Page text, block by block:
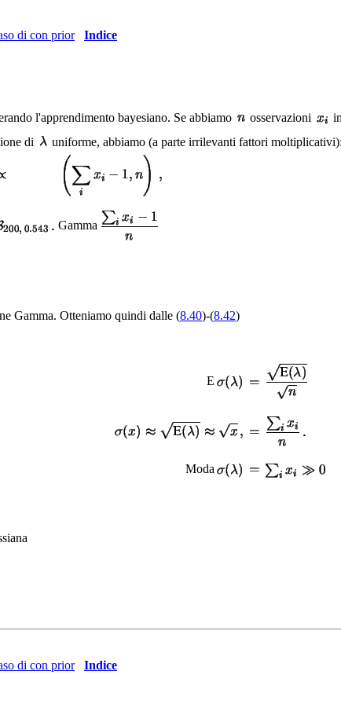
di con prior Indice
l'apprendimento bayesiano. Se abbiamo osservazioni
di
uniforme, abbiamo (a parte irrilevanti fattori moltiplicativi):
Gamma
Gamma. Otteniamo quindi dalle (8.40)-(8.42)
E
Moda
di con prior
Indice